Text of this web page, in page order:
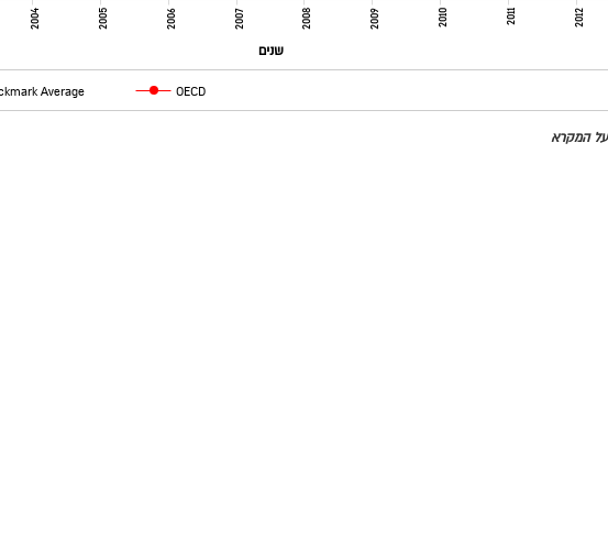
2004 2005 2006 2007 2008 2009 2010 2011 2012
שנים
Average OECD
על המקרא